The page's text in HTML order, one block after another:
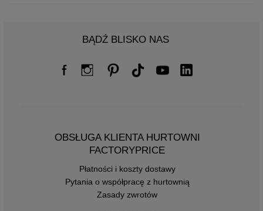
BĄDŹ BLISKO NAS
OBSŁUGA KLIENTA HURTOWNI
FACTORYPRICE
Płatności i koszty dostawy
Pytania o współpracę z hurtownią
Zasady zwrotów